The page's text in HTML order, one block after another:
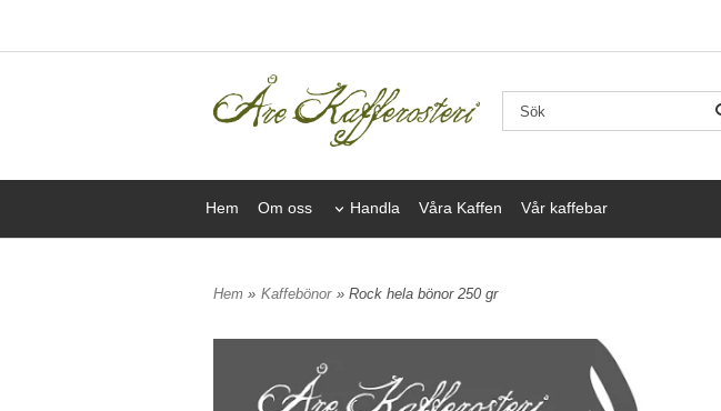
Hem Om oss Handla Våra Kaffen Vår kaffebar
Hem » Kaffebönor » Rock hela bönor 250 gr